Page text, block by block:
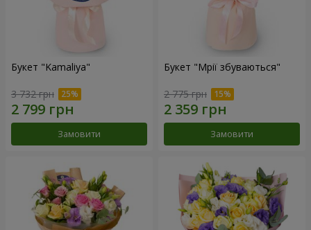
Букет "Kamaliya"
3 732 грн
Замовити
Букет "Мрії збуваються"
2 775 грн
Замовити